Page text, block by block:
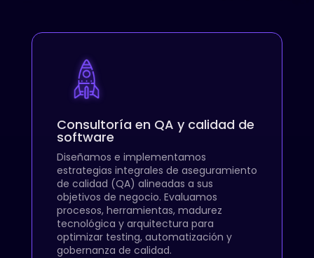
Consultoría en QA y calidad de
software
Diseñamos e implementamos
estrategias integrales de aseguramiento
de calidad (QA) alineadas a sus
objetivos de negocio. Evaluamos
procesos, herramientas, madurez
tecnológica y arquitectura para
optimizar testing, automatización y
gobernanza de calidad.